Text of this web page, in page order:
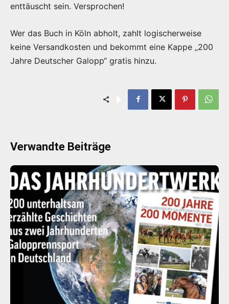
enttäuscht sein. Versprochen!
Wer das Buch in Köln abholt, zahlt logischerweise
keine Versandkosten und bekommt eine Kappe „200
Jahre Deutscher Galopp“ gratis hinzu.
Verwandte Beiträge